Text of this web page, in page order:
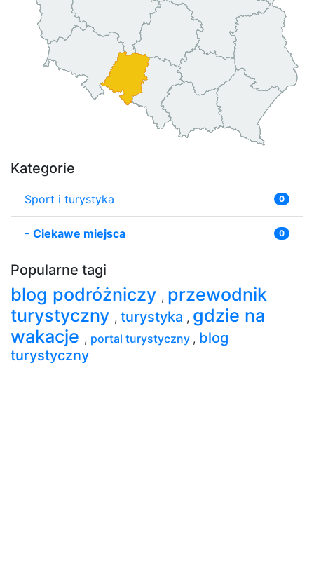
Kategorie
Sport i turystyka 0
- Ciekawe miejsca 0
Popularne tagi
blog podróżniczy , przewodnik
turystyczny , turystyka , gdzie na
wakacje , portal turystyczny , blog
turystyczny